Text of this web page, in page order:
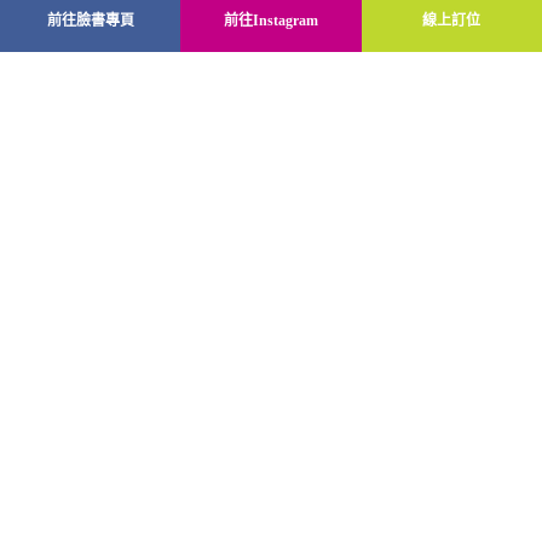
前往臉書專頁 前往Instagram 線上訂位